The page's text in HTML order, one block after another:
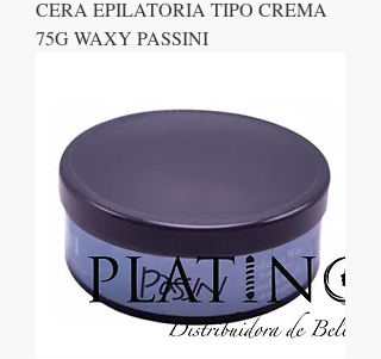
CERA EPILATORIA TIPO CREMA
75G WAXY PASSINI